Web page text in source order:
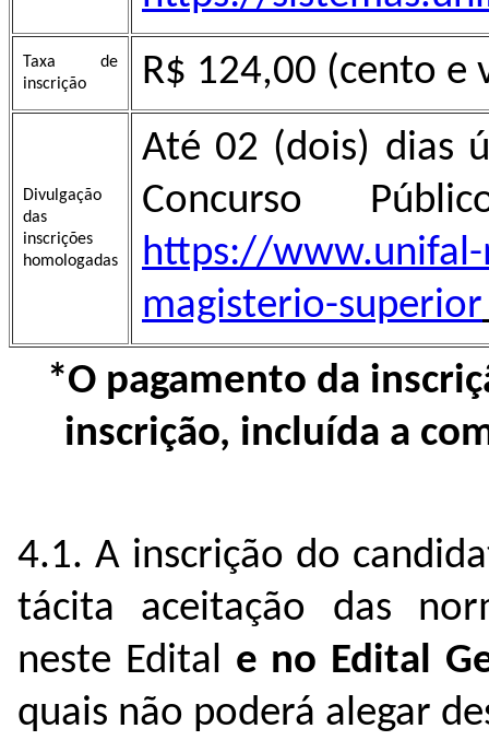
Taxa de
inscrição
R$ 124,00 (cento
Divulgação
das
inscrições
homologadas
Até 02 (dois) dias
Concurso
https://
magisterio-superior
*O pagamento da
inscrição, incluída a
4.1. A inscrição do
tácita aceitação das
neste Edital e no Edital
quais não poderá alegar